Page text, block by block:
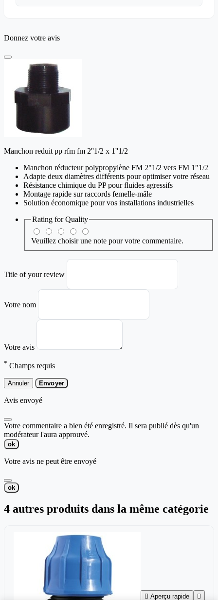
Donnez votre avis
Manchon reduit pp rfm fm 2''1/2 x 1''1/2
Manchon réducteur polypropylène FM 2"1/2 vers FM 1"1/2
Adapte deux diamètres différents pour optimiser votre réseau
Résistance chimique du PP pour fluides agressifs
Montage rapide sur raccords femelle-mâle
Solution économique pour vos installations industrielles
Rating forQuality
Veuillez choisir une note pour votre commentaire.
Title of your review
Votre nom
Votre avis
* Champs requis
Annuler Envoyer
Avis envoyé
Votre commentaire a bien été enregistré. Il sera publié dès qu'un
modérateur l'aura approuvé.
ok
Votre avis ne peut être envoyé
ok
4 autres produits dans la même catégorie
 Aperçu rapide 